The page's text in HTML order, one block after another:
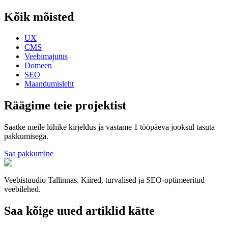
Kõik mõisted
UX
CMS
Veebimajutus
Domeen
SEO
Maandumisleht
Räägime teie projektist
Saatke meile lühike kirjeldus ja vastame 1 tööpäeva jooksul tasuta
pakkumisega.
Saa pakkumine
Veebistuudio Tallinnas. Kiired, turvalised ja SEO-optimeeritud
veebilehed.
Saa kõige uued artiklid kätte